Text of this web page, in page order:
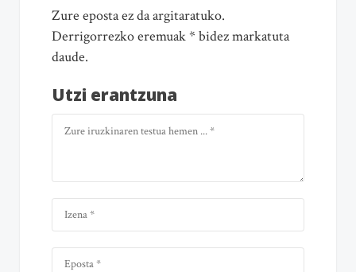
Zure eposta ez da argitaratuko.
Derrigorrezko eremuak * bidez markatuta
daude.
Utzi erantzuna